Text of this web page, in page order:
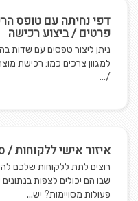
דפי נחיתה עם טופס
פרטים / ביצוע רכישה
ניתן ליצור טפסים עם שדות
למגוון צרכים כמו: רכישת
/...
איזור אישי ללקוחות /
רוצים לתת ללקוחות שלכם
שבו הם יכולים לצפות
פעולות מסויימות? יש...